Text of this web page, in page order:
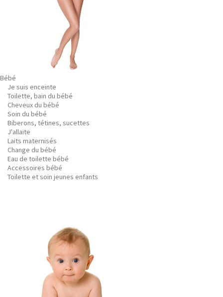
Bébé
Je suis enceinte
Toilette, bain du bébé
Cheveux du bébé
Soin du bébé
Biberons, tétines, sucettes
J'allaite
Laits maternisés
Change du bébé
Eau de toilette bébé
Accessoires bébé
Toilette et soin jeunes enfants